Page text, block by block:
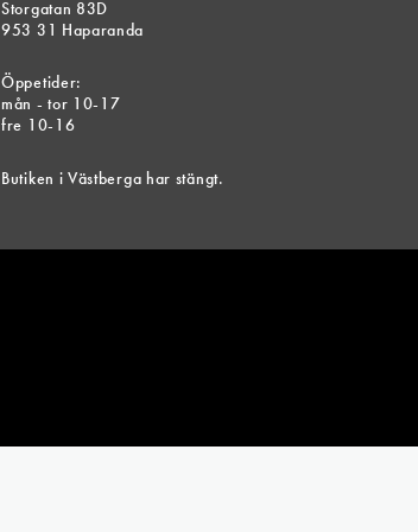
Storgatan 83D
953 31 Haparanda
Öppetider:
mån - tor 10-17
fre 10-16
Butiken i Västberga har stängt.